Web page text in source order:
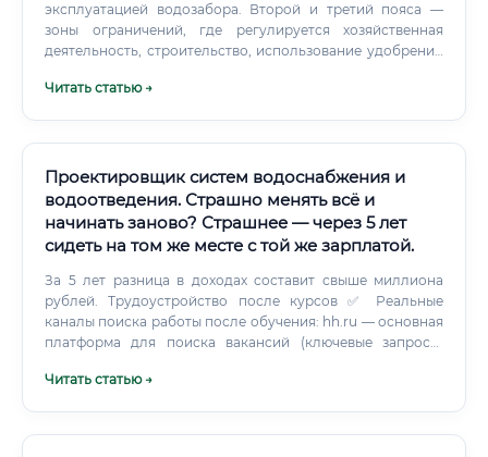
эксплуатацией водозабора. Второй и третий пояса —
зоны ограничений, где регулируется хозяйственная
деятельность, строительство, использование удобрений
Читать статью →
Проектировщик систем водоснабжения и
водоотведения. Страшно менять всё и
начинать заново? Страшнее — через 5 лет
сидеть на том же месте с той же зарплатой.
За 5 лет разница в доходах составит свыше миллиона
рублей. Трудоустройство после курсов ✅ Реальные
каналы поиска работы после обучения: hh.ru — основная
платформа для поиска вакансий (ключевые запросы:
водоснабжение», «проектировщик ВиК») Центры карьеры
Читать статью →